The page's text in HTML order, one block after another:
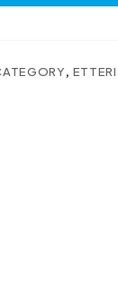
, ETTERI